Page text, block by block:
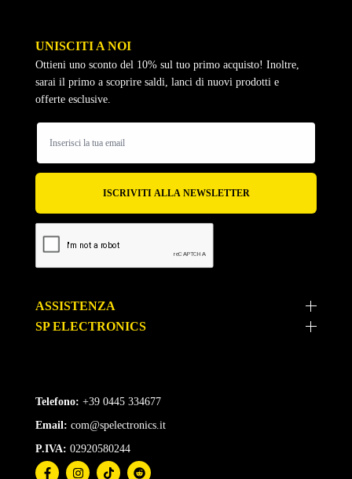
che rarmente al giorno d'oggi si riscontra in molte altre
aziende.Per me vista la mia esperienza oltre al prodotto
TOP anche il titolare e tutto il servizio di assistenza e' al
all'ordine del giorno.Bravi!!
Telefono: +39 0445 334677
Email: com@spelectronics.it
P.IVA: 02920580244
SP ELECTRONICS
ASSISTENZA
UNISCITI A NOI
Ottieni uno sconto del 10% sul tuo primo acquisto! Inoltre,
sarai il primo a scoprire saldi, lanci di nuovi prodotti e
offerte esclusive.